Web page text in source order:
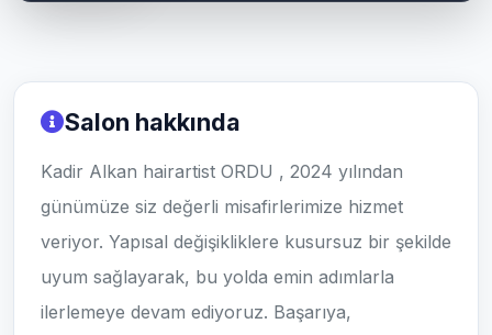
Salon hakkında
Kadir Alkan hairartist ORDU , 2024 yılından
günümüze siz değerli misafirlerimize hizmet
veriyor. Yapısal değişikliklere kusursuz bir şekilde
uyum sağlayarak, bu yolda emin adımlarla
ilerlemeye devam ediyoruz. Başarıya,